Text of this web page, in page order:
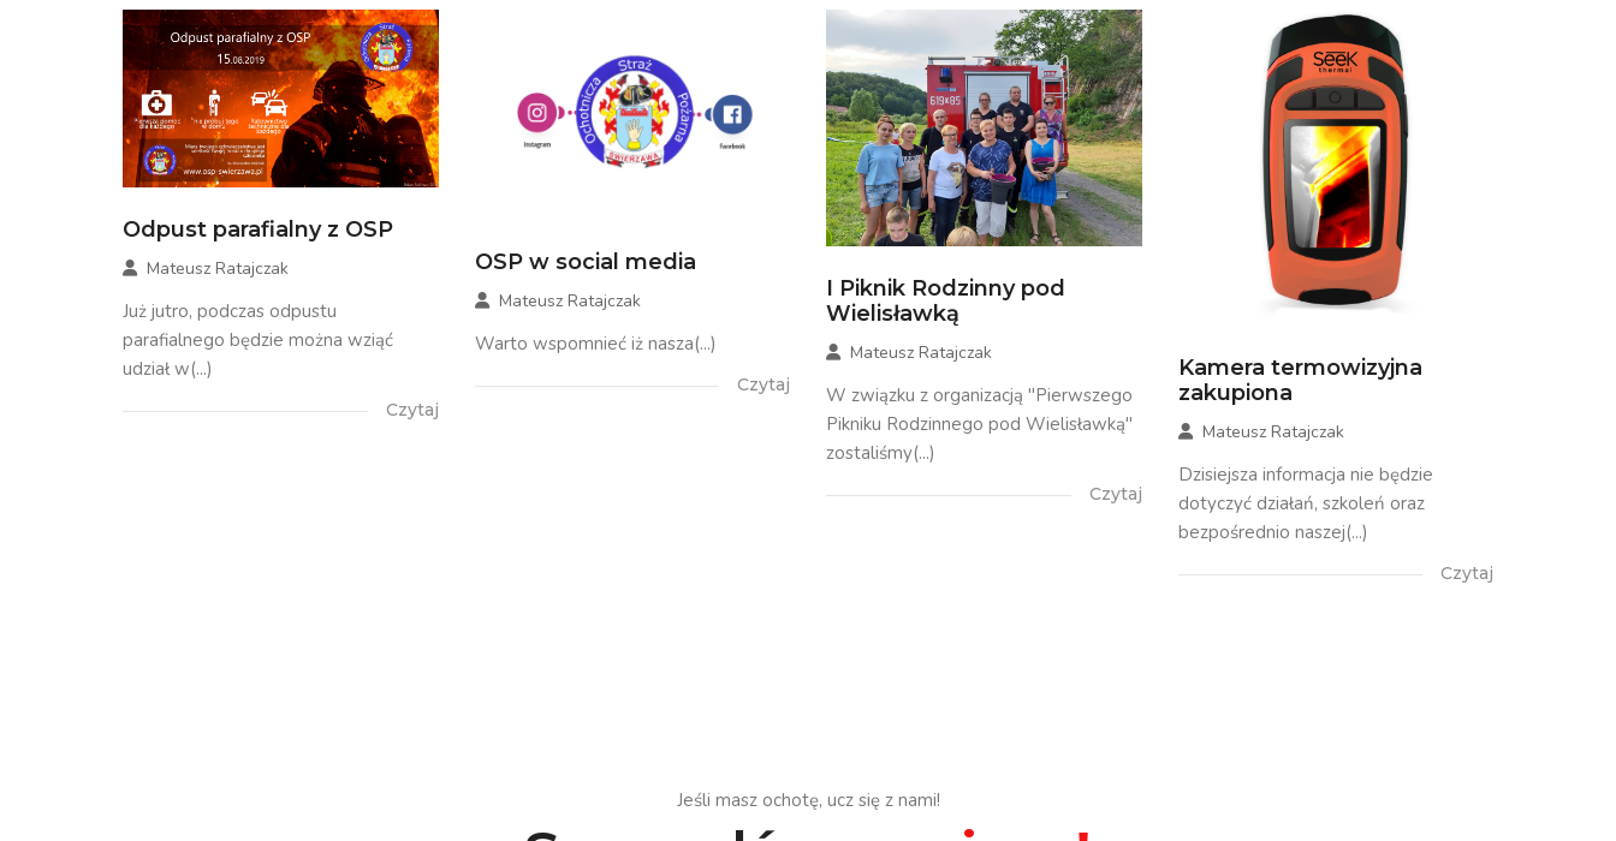
Odpust parafialny z OSP
Mateusz Ratajczak
Już jutro, podczas odpustu
parafialnego będzie można wziąć
udział w(...)
Czytaj
OSP w social media
Mateusz Ratajczak
Warto wspomnieć iż nasza(...)
Czytaj
I Piknik Rodzinny pod
Wielisławką
Mateusz Ratajczak
W związku z organizacją "Pierwszego
Pikniku Rodzinnego pod Wielisławką"
zostaliśmy(...)
Czytaj
Kamera termowizyjna
zakupiona
Mateusz Ratajczak
Dzisiejsza informacja nie będzie
dotyczyć działań, szkoleń oraz
bezpośrednio naszej(...)
Czytaj
Jeśli masz ochotę, ucz się z nami!